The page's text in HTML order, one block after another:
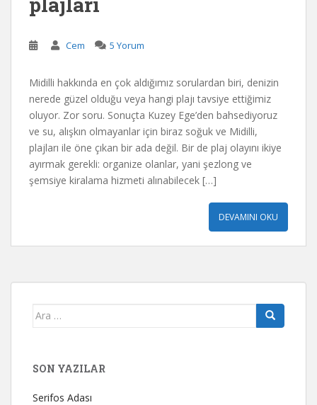
Cem 5 Yorum
Midilli hakkında en çok aldığımız sorulardan biri, denizin
nerede güzel olduğu veya hangi plajı tavsiye ettiğimiz
oluyor. Zor soru. Sonuçta Kuzey Ege’den bahsediyoruz
ve su, alışkın olmayanlar için biraz soğuk ve Midilli,
plajları ile öne çıkan bir ada değil. Bir de plaj olayını ikiye
ayırmak gerekli: organize olanlar, yani şezlong ve
şemsiye kiralama hizmeti alınabilecek […]
DEVAMINI OKU
Arama
SON YAZILAR
Serifos Adası